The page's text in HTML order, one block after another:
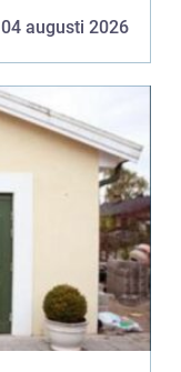
04 augusti 2026